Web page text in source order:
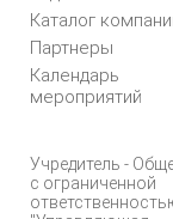
Каталог
Партнеры
Календарь
мероприятий
Учредитель -
с ограниченной